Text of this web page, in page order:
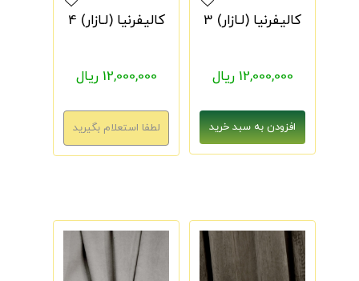
کالیفرنیا (لـازار) 3
12,000,000 ریال
کالیفرنیا (لـازار) 4
12,000,000 ریال